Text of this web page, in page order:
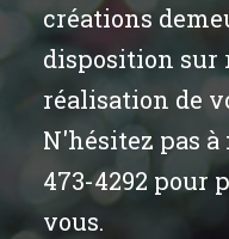
créations
disposition sur
réalisation de
N'hésitez pas à
473-4292 pour
vous.